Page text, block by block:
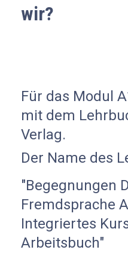
wir?
Für das Modul
mit dem
Verlag.
Der Name des
"Begegnungen
Fremdsprache
Integriertes
Arbeitsbuch"